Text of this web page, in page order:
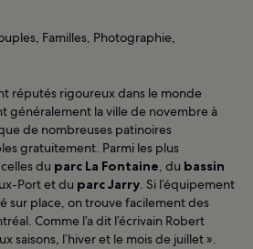
Familles, Photographie,
réputés rigoureux dans le monde
généralement la ville de novembre à
de nombreuses patinoires
gratuitement. Parmi les plus
du parc La Fontaine, du bassin
Port et du parc Jarry. Si l’équipement
sur place, on trouve facilement des
Comme l’a dit l’écrivain Robert
saisons, l’hiver et le mois de juillet ».